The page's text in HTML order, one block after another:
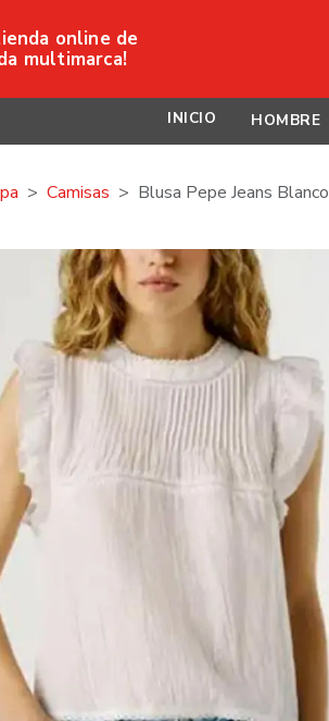
INICIO HOMBRE
online de
multimarca!
Camisas Blusa Pepe Jeans Blanco